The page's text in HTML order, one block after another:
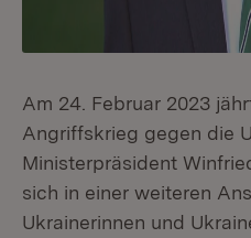
Am 24. Februar 2023
Angriffskrieg gegen die
Ministerpräsident
sich in einer weiteren
Ukrainerinnen und